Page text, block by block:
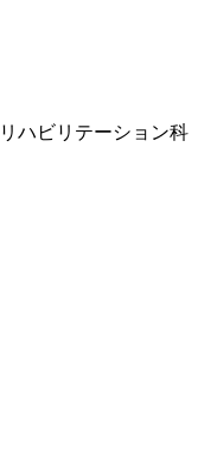
リハビリテーション科